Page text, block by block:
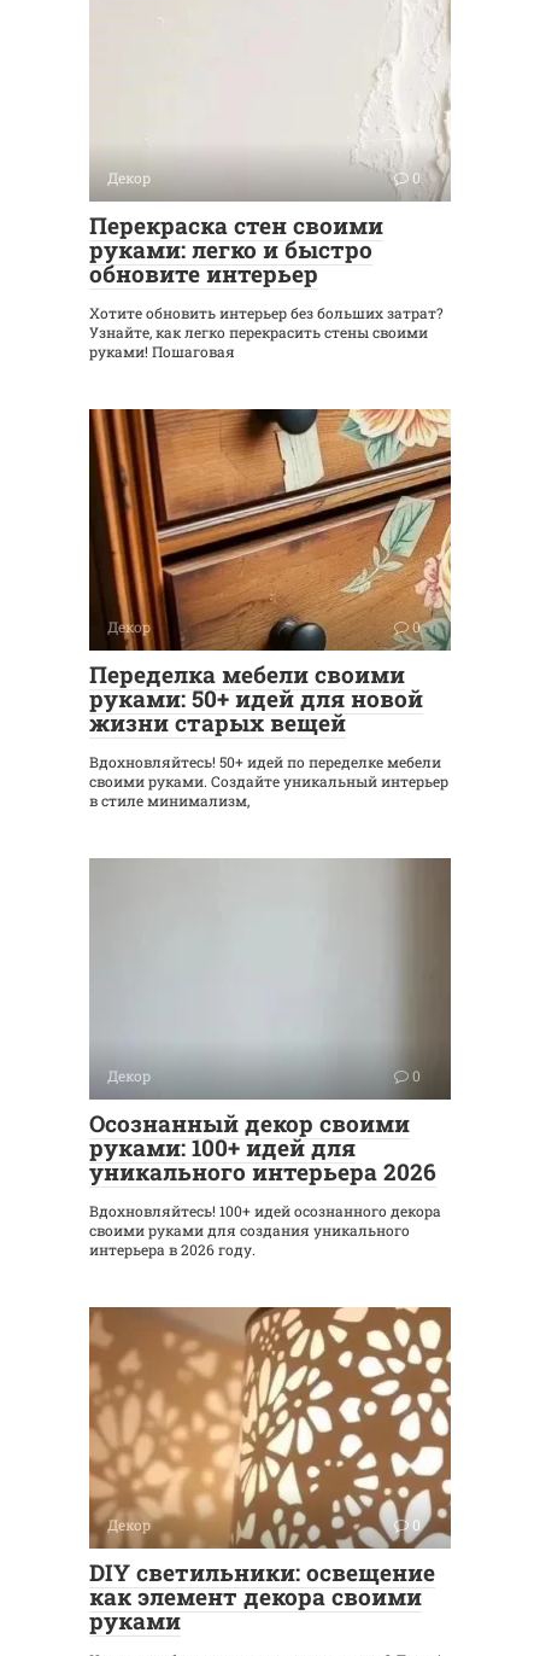
Декор 0
Перекраска стен своими
руками: легко и быстро
обновите интерьер
Хотите обновить интерьер без больших затрат?
Узнайте, как легко перекрасить стены своими
руками! Пошаговая
Декор 0
Переделка мебели своими
руками: 50+ идей для новой
жизни старых вещей
Вдохновляйтесь! 50+ идей по переделке мебели
своими руками. Создайте уникальный интерьер
в стиле минимализм,
Декор 0
Осознанный декор своими
руками: 100+ идей для
уникального интерьера 2026
Вдохновляйтесь! 100+ идей осознанного декора
своими руками для создания уникального
интерьера в 2026 году.
Декор 0
DIY светильники: освещение
как элемент декора своими
руками